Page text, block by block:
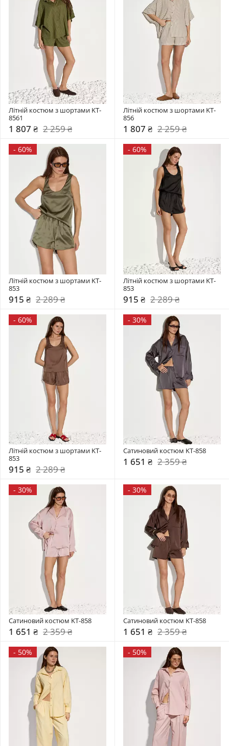
Літній костюм з шортами KT-
8561
1 807 ₴ 2 259 ₴
Літній костюм з шортами KT-
856
1 807 ₴ 2 259 ₴
- 60%
Літній костюм з шортами KT-
853
915 ₴ 2 289 ₴
- 60%
Літній костюм з шортами KT-
853
915 ₴ 2 289 ₴
- 60%
Літній костюм з шортами KT-
853
915 ₴ 2 289 ₴
- 30%
Сатиновий костюм KT-858
1 651 ₴ 2 359 ₴
- 30%
Сатиновий костюм KT-858
1 651 ₴ 2 359 ₴
- 30%
Сатиновий костюм KT-858
1 651 ₴ 2 359 ₴
- 50% - 50%